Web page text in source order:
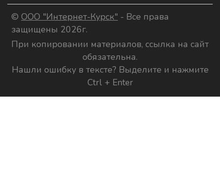
© ООО "Интернет-Курск" - Все права
защищены 2026г.
При копировании материалов, ссылка на сайт
обязательна.
Нашли ошибку в тексте? Выделите и нажмите
Ctrl + Enter